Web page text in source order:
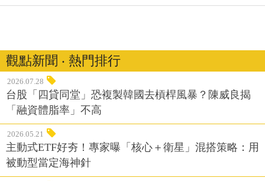
觀點新聞 ‧ 熱門排行
2026.07.28
台股「四貸同堂」恐複製韓國去槓桿風暴？陳威良揭
「融資體脂率」不高
2026.05.21
主動式ETF好夯！專家曝「核心＋衛星」混搭策略：用
被動型當定海神針